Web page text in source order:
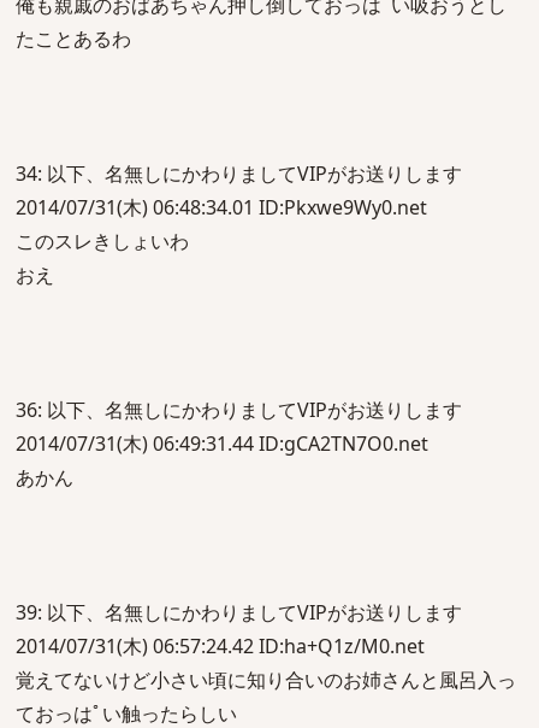
たことあるわ
34: 以下、名無しにかわりましてVIPがお送りします
2014/07/31(木) 06:48:34.01 ID:Pkxwe9Wy0.net
このスレきしょいわ
おえ
36: 以下、名無しにかわりましてVIPがお送りします
2014/07/31(木) 06:49:31.44 ID:gCA2TN7O0.net
あかん
39: 以下、名無しにかわりましてVIPがお送りします
2014/07/31(木) 06:57:24.42 ID:ha+Q1z/M0.net
覚えてないけど小さい頃に知り合いのお姉さんと風呂入っ
ておっはﾟい触ったらしい